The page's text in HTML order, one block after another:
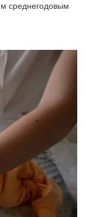
среднегодовым